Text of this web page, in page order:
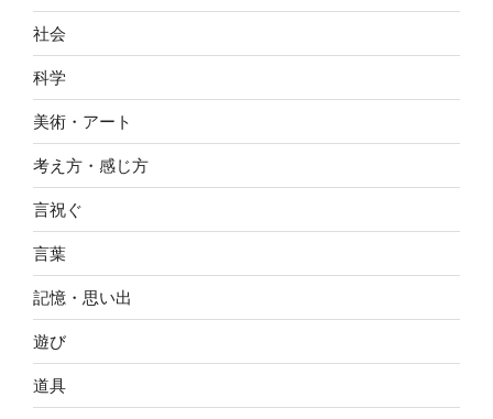
社会
科学
美術・アート
考え方・感じ方
言祝ぐ
言葉
記憶・思い出
遊び
道具